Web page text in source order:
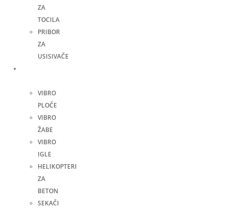
ZA
TOCILA
PRIBOR
ZA
USISIVAČE
VIBRO
PLOČE
VIBRO
ŽABE
VIBRO
IGLE
HELIKOPTERI
ZA
BETON
SEKAČI